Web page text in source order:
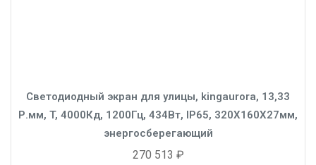
Светодиодный экран для улицы, kingaurora, 13,33
Р.мм, T, 4000Кд, 1200Гц, 434Вт, IP65, 320X160X27мм,
энергосберегающий
270 513 ₽